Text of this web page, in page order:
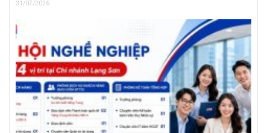
31/07/2026